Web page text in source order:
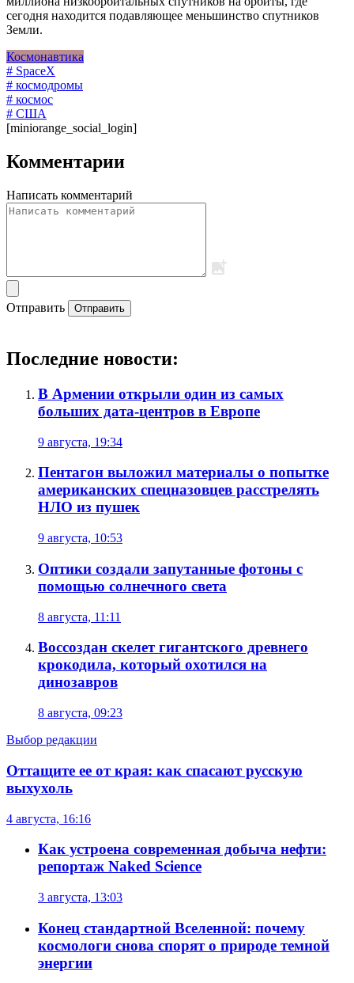
сегодня находится подавляющее меньшинство спутников
Земли.
Космонавтика
# SpaceX
# космодромы
# космос
# США
[miniorange_social_login]
Комментарии
Написать комментарий
Отправить Отправить
Последние новости:
В Армении открыли один из самых
больших дата-центров в Европе
9 августа, 19:34
Пентагон выложил материалы о попытке
американских спецназовцев расстрелять
НЛО из пушек
9 августа, 10:53
Оптики создали запутанные фотоны с
помощью солнечного света
8 августа, 11:11
Воссоздан скелет гигантского древнего
крокодила, который охотился на
динозавров
8 августа, 09:23
Выбор редакции
Оттащите ее от края: как спасают русскую
выхухоль
4 августа, 16:16
Как устроена современная добыча нефти:
репортаж Naked Science
3 августа, 13:03
Конец стандартной Вселенной: почему
космологи снова спорят о природе темной
энергии